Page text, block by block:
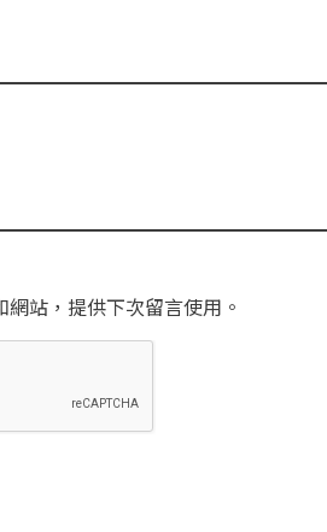
站，提供下次留言使用。